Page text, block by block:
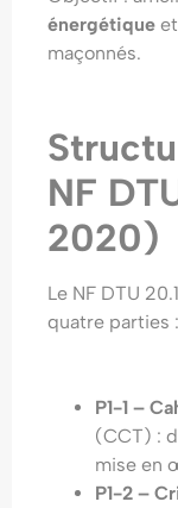
énergétique
maçonnés.
NF
2020)
Le NF DTU
quatre parties :
P1-1 –
(CCT) :
mise en
P1-2 –